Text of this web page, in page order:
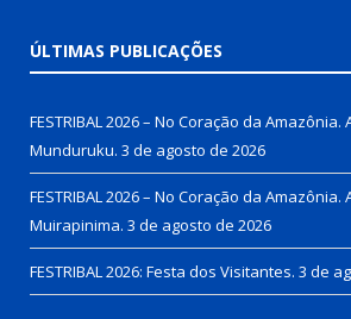
ÚLTIMAS PUBLICAÇÕES
FESTRIBAL 2026 – No Coração da
Munduruku. 3 de agosto de 2026
FESTRIBAL 2026 – No Coração da
Muirapinima. 3 de agosto de 2026
FESTRIBAL 2026: Festa dos Visitantes. 3 de